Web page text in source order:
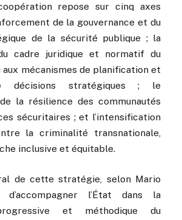
repose sur cinq axes
de la gouvernance et du
de la sécurité publique ; la
cadre juridique et normatif du
aux mécanismes de planification et
stratégiques ; le
la résilience des communautés
sécuritaires ; et l’intensification
la criminalité transnationale,
inclusive et équitable.
de cette stratégie, selon Mario
l’État dans la
et méthodique du